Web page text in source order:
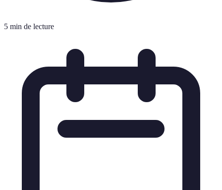
5 min de lecture